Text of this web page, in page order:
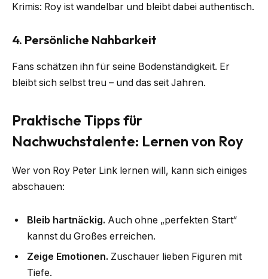
Krimis: Roy ist wandelbar und bleibt dabei authentisch.
4. Persönliche Nahbarkeit
Fans schätzen ihn für seine Bodenständigkeit. Er
bleibt sich selbst treu – und das seit Jahren.
Praktische Tipps für
Nachwuchstalente: Lernen von Roy
Wer von Roy Peter Link lernen will, kann sich einiges
abschauen:
Bleib hartnäckig. Auch ohne „perfekten Start“
kannst du Großes erreichen.
Zeige Emotionen. Zuschauer lieben Figuren mit
Tiefe.